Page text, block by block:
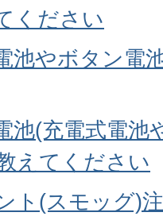
ください
池やボタン電
池(充電式電池
えてください
ト(スモッグ)